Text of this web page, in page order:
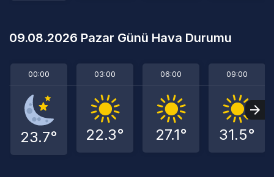
09.08.2026 Pazar Günü Hava Durumu
00:00
23.7°
03:00
22.3°
06:00
27.1°
09:00
31.5°